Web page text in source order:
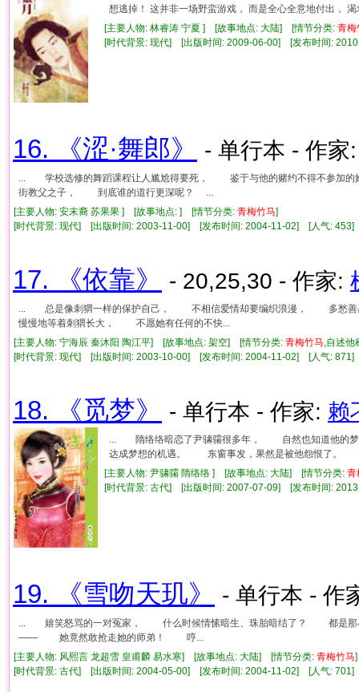
想逃掉！ 这并非一场野蛮游戏， 而是全心全意地付出，
[主要人物: 林睿涛 宁夏 ] [故事地点: 大陆] [情节分类: 青梅
[时代背景: 现代] [出版时间: 2009-06-00] [发布时间:
16. 《涩·舞郎》 - 单行本 - 作
... 学校选修的舞蹈课程让人尴尬得要死， 鉴于与他的赌约不得不参
街教父之子， 到底谁的道行更深呢？ ...
[主要人物: 安末裔 苏果果 ] [故事地点: ] [情节分类: 青梅竹马]
[时代背景: 现代] [出版时间: 2003-11-00] [发布时间: 2004-11-02] [人气:
17. 《依靠》 - 20,25,30 - 作家:
... 总是像刺猬一样的保护自己， 不相信爱情却要编织浪漫， 多
慢慢地等着刺猬长大， 不愿她有任何的不快...
[主要人物: 宁海辰 秦沐阳 陶江平] [故事地点: 架空] [情节分类: 青梅竹马 ,自述
[时代背景: 现代] [出版时间: 2003-10-00] [发布时间: 2004-11-02] [人气:
18. 《觅梦》 - 单行本 - 作家: 赖
... 隋络络暗恋了尹骕骦很多年， 自然也知道他
达成梦想的机遇。 东窗事发，果然是被他怨恨了。
[主要人物: 尹骕骦 隋络络 ] [故事地点: 大陆] [情节分类: 青
[时代背景: 古代] [出版时间: 2007-07-09] [发布时间:
19. 《雪吻天玑》 - 单行本 - 作
... 嬉笑怒骂的一对冤家， 什么时候情愫暗生、珠胎暗结了？ 都是
—— 她竟然敢抢走她的师弟！ 哼...
[主要人物: 风熙言 龙超雪 皇甫麟 易水寒] [故事地点: 大陆] [情节分类: 青梅竹马
[时代背景: 古代] [出版时间: 2004-05-00] [发布时间: 2004-11-02] [人气: